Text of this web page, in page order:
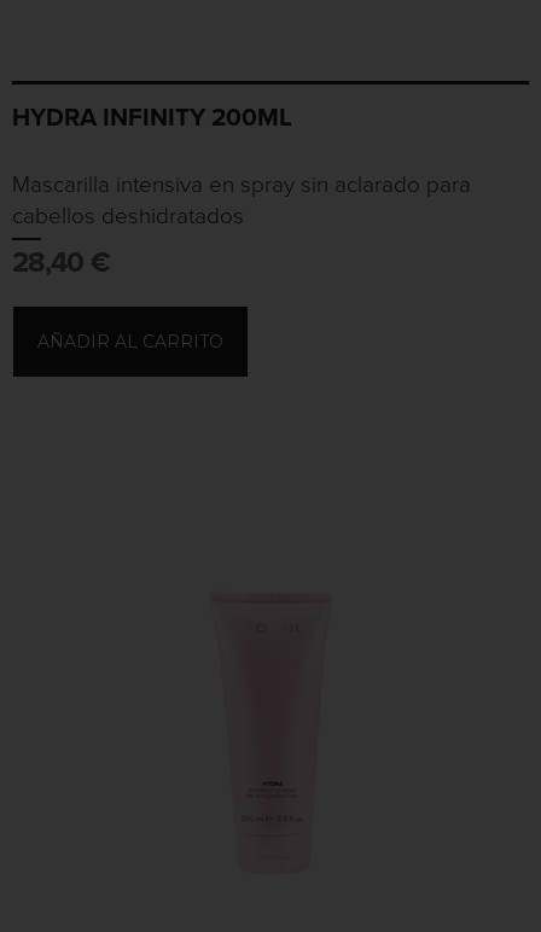
HYDRA INFINITY 200ML
Mascarilla intensiva en spray sin aclarado para
cabellos deshidratados
28,40 €
AÑADIR AL CARRITO